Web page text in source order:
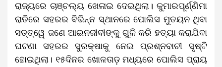
ରାଜ୍ୟରେ ଚାଞ୍ଚଲ୍ୟ ଖେଳାଇ ଦେଇଥିଲା। କୁମାରପୂର୍ଣ୍ଣିମା
ରାତିରେ ସହରର ବିଭିନ୍ନ ସ୍ଥାନରେ ପୋଲିସ ମୁତୟନ ଥିବା
ସତ୍ତ୍ୱେ ଜଣେ ଆଇନଜୀବୀଙ୍କୁ ଗୁଳି କରି ହତ୍ୟା କରାଯିବା
ଘଟଣା ସହରର ସୁରକ୍ଷାକୁ ନେଇ ପ୍ରଶ୍ନବାଚୀ ସୃଷ୍ଟି
ହୋଇଥିଲା। ୧୫ଦିନର ଖୋଳତାଡ଼ ମଧ୍ୟରେ ପୋଲିସ ପ୍ରାୟ